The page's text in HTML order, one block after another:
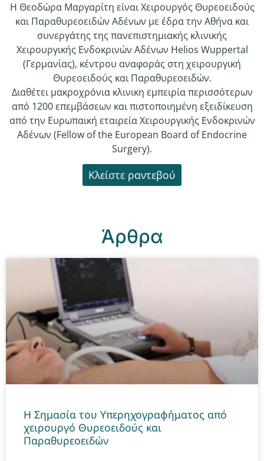
Η Θεοδώρα Μαργαρίτη είναι Χειρουργός Θυρεοειδούς
και Παραθυρεοειδών Αδένων με έδρα την Αθήνα και
συνεργάτης της πανεπιστημιακής κλινικής
Χειρουργικής Ενδοκρινών Αδένων Helios Wuppertal
(Γερμανίας), κέντρου αναφοράς στη χειρουργική
Θυρεοειδούς και Παραθυρεοειδών.
Διαθέτει μακροχρόνια κλινικη εμπειρία περισσότερων
από 1200 επεμβάσεων και πιστοποιημένη εξειδίκευση
από την Ευρωπαική εταιρεία Χειρουργικής Ενδοκρινών
Αδένων (Fellow of the European Board of Endocrine
Surgery).
Κλείστε ραντεβού
Άρθρα
Η Σημασία του Υπερηχογραφήματος από
χειρουργό Θυρεοειδούς και
Παραθυρεοειδών